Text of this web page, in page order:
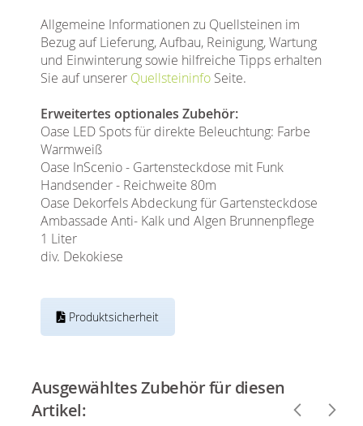
Allgemeine Informationen zu Quellsteinen im
Bezug auf Lieferung, Aufbau, Reinigung, Wartung
und Einwinterung sowie hilfreiche Tipps erhalten
Sie auf unserer Quellsteininfo Seite.
Erweitertes optionales Zubehör:
Oase LED Spots für direkte Beleuchtung: Farbe
Warmweiß
Oase InScenio - Gartensteckdose mit Funk
Handsender - Reichweite 80m
Oase Dekorfels Abdeckung für Gartensteckdose
Ambassade Anti- Kalk und Algen Brunnenpflege
1 Liter
div. Dekokiese
Produktsicherheit
Ausgewähltes Zubehör für diesen
Artikel: